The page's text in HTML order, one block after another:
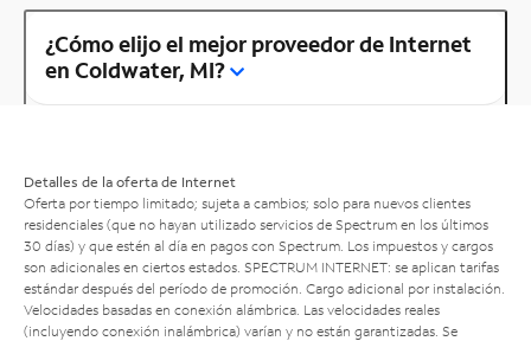
¿Cómo elijo el mejor proveedor de Internet
en Coldwater, MI?
Detalles de la oferta de Internet
Oferta por tiempo limitado; sujeta a cambios; solo para nuevos clientes
residenciales (que no hayan utilizado servicios de Spectrum en los últimos
30 días) y que estén al día en pagos con Spectrum. Los impuestos y cargos
son adicionales en ciertos estados. SPECTRUM INTERNET: se aplican tarifas
estándar después del período de promoción. Cargo adicional por instalación.
Velocidades basadas en conexión alámbrica. Las velocidades reales
(incluyendo conexión inalámbrica) varían y no están garantizadas. Se